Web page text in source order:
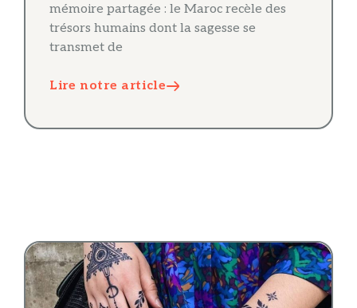
mémoire partagée : le Maroc recèle des
trésors humains dont la sagesse se
transmet de
Lire notre article